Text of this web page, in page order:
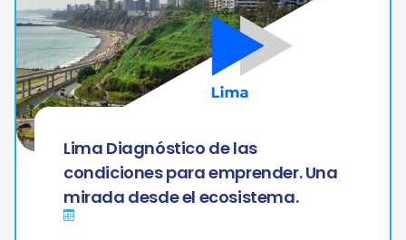
Lima Diagnóstico de las
condiciones para emprender. Una
mirada desde el ecosistema.